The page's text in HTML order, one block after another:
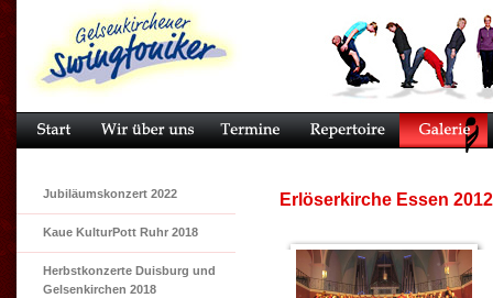
Jubiläumskonzert 2022
Kaue KulturPott Ruhr 2018
Herbstkonzerte Duisburg und
Gelsenkirchen 2018
Erlöserkirche Essen 2012